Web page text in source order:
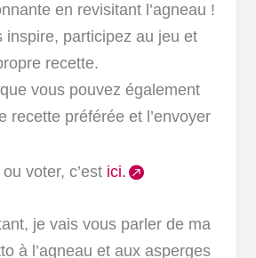
en revisitant l’agneau !
inspire, participez au jeu et
recette.
vous pouvez également
recette préférée et l’envoyer
voter, c’est ici.
je vais vous parler de ma
à l’agneau et aux asperges